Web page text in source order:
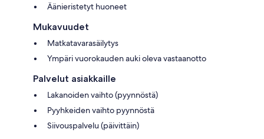
Äänieristetyt huoneet
Mukavuudet
Matkatavarasäilytys
Ympäri vuorokauden auki oleva vastaanotto
Palvelut asiakkaille
Lakanoiden vaihto (pyynnöstä)
Pyyhkeiden vaihto pyynnöstä
Siivouspalvelu (päivittäin)